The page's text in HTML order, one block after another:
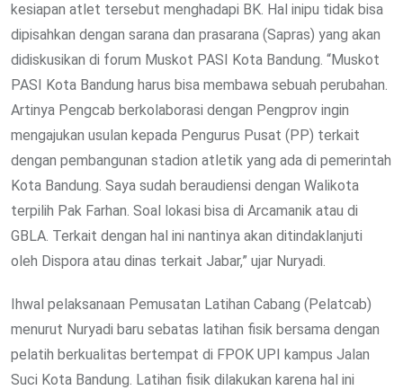
kesiapan atlet tersebut menghadapi BK. Hal inipu tidak bisa
dipisahkan dengan sarana dan prasarana (Sapras) yang akan
didiskusikan di forum Muskot PASI Kota Bandung. “Muskot
PASI Kota Bandung harus bisa membawa sebuah perubahan.
Artinya Pengcab berkolaborasi dengan Pengprov ingin
mengajukan usulan kepada Pengurus Pusat (PP) terkait
dengan pembangunan stadion atletik yang ada di pemerintah
Kota Bandung. Saya sudah beraudiensi dengan Walikota
terpilih Pak Farhan. Soal lokasi bisa di Arcamanik atau di
GBLA. Terkait dengan hal ini nantinya akan ditindaklanjuti
oleh Dispora atau dinas terkait Jabar,” ujar Nuryadi.
Ihwal pelaksanaan Pemusatan Latihan Cabang (Pelatcab)
menurut Nuryadi baru sebatas latihan fisik bersama dengan
pelatih berkualitas bertempat di FPOK UPI kampus Jalan
Suci Kota Bandung. Latihan fisik dilakukan karena hal ini